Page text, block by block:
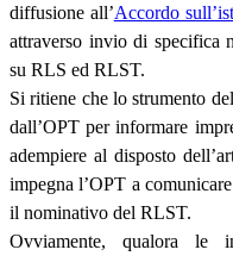
diffusione all’Accordo
attraverso invio di specifica
su RLS ed RLST.
Si ritiene che lo strumento
dall’OPT per informare
adempiere al disposto
impegna l’OPT a
il nominativo del RLST.
Ovviamente, qualora le